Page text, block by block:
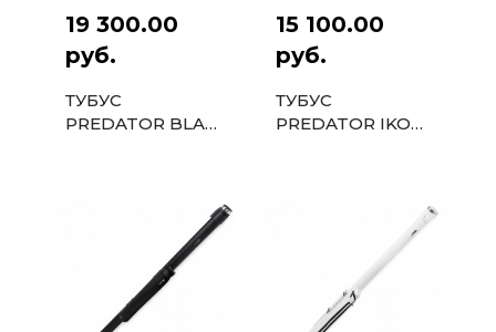
19 300.00
руб.
ТУБУС
PREDATOR BLAK
15 100.00
руб.
ТУБУС
PREDATOR IKON